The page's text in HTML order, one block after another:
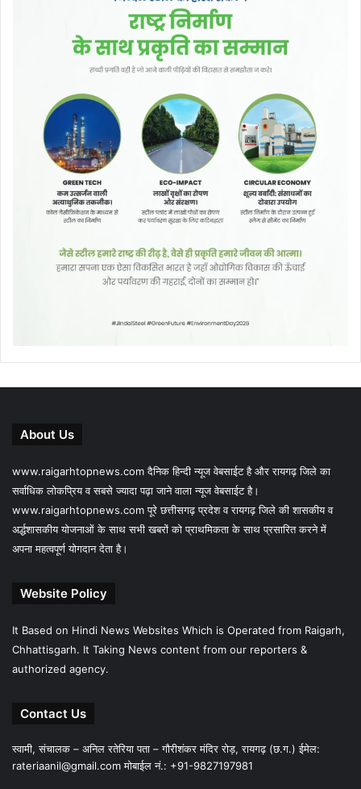
About Us
www.raigarhtopnews.com दैनिक हिन्दी न्यूज वेबसाईट है और रायगढ़ जिले का
सर्वाधिक लोकप्रिय व सबसे ज्यादा पढ़ा जाने वाला न्यूज वेबसाईट है।
www.raigarhtopnews.com पूरे छत्तीसगढ़ प्रदेश व रायगढ़ जिले की शासकीय व
अर्द्धशासकीय योजनाओं के साथ सभी खबरों को प्राथमिकता के साथ प्रसारित करने में
अपना महत्वपूर्ण योगदान देता है।
Website Policy
It Based on Hindi News Websites Which is Operated from Raigarh,
Chhattisgarh. It Taking News content from our reporters &
authorized agency.
Contact Us
स्वामी, संचालक – अनिल रतेरिया पता – गौरीशंकर मंदिर रोड़, रायगढ़ (छ.ग.) ईमेल:
rateriaanil@gmail.comमोबाईल नं.: +91-9827197981